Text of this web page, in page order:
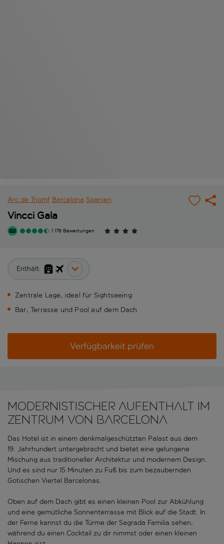
Arc de Triomf Barcelona Spanien
Vincci Gala
1.178 Bewertungen
Enthält:
Zentrale Lage, ideal für Sightseeing
Bar, Terrasse und Pool auf dem Dach
Verfügbarkeit prüfen
Modernistischer Aufenthalt im
Zentrum von Barcelona
Das Hotel ist in einem denkmalgeschützten Palast aus dem
19. Jahrhundert untergebracht und bietet eine gelungene
Mischung aus traditioneller Architektur und modernem Design.
Und es sind nur 15 Minuten zu Fuß bis zum bezaubernden
Gotischen Viertel Barcelonas.
Oben auf dem Dach gibt es einen kleinen Pool zur Abkühlung
und eine gemütliche Sonnenterrasse mit Blick auf die Stadt. In
der Ferne kannst du die Türme der Sagrada Familia sehen,
während du einen Cocktail zu dir nimmst oder einen kleinen